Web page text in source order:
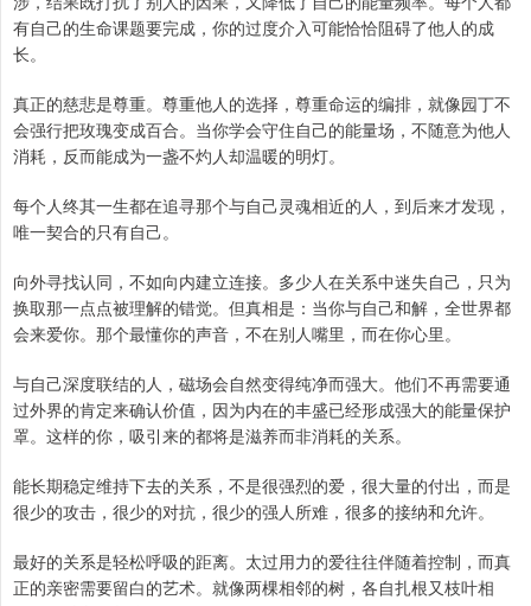
有自己的生命课题要完成，你的过度介入可能恰恰阻碍了他人的成
长。
真正的慈悲是尊重。尊重他人的选择，尊重命运的编排，就像园丁不
会强行把玫瑰变成百合。当你学会守住自己的能量场，不随意为他人
消耗，反而能成为一盏不灼人却温暖的明灯。
每个人终其一生都在追寻那个与自己灵魂相近的人，到后来才发现，
唯一契合的只有自己。
向外寻找认同，不如向内建立连接。多少人在关系中迷失自己，只为
换取那一点点被理解的错觉。但真相是：当你与自己和解，全世界都
会来爱你。那个最懂你的声音，不在别人嘴里，而在你心里。
与自己深度联结的人，磁场会自然变得纯净而强大。他们不再需要通
过外界的肯定来确认价值，因为内在的丰盛已经形成强大的能量保护
罩。这样的你，吸引来的都将是滋养而非消耗的关系。
能长期稳定维持下去的关系，不是很强烈的爱，很大量的付出，而是
很少的攻击，很少的对抗，很少的强人所难，很多的接纳和允许。
最好的关系是轻松呼吸的距离。太过用力的爱往往伴随着控制，而真
正的亲密需要留白的艺术。就像两棵相邻的树，各自扎根又枝叶相